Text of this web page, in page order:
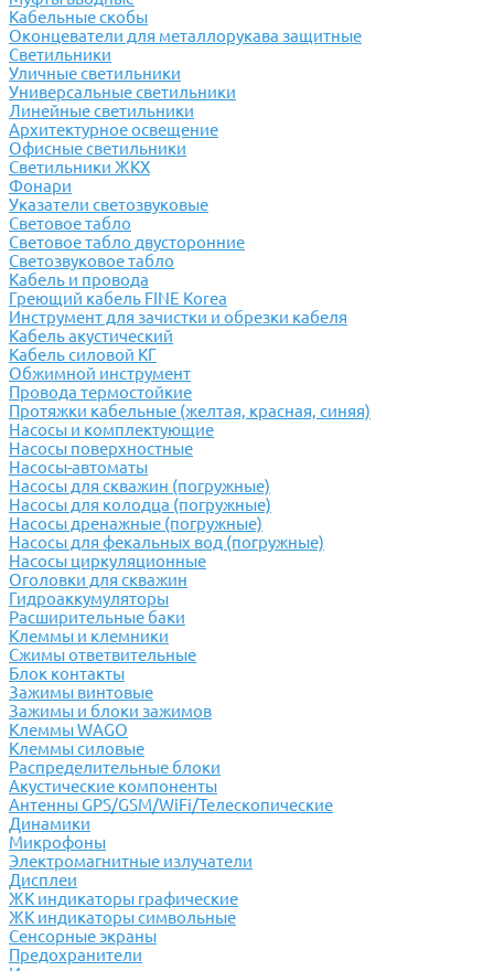
Кабельные скобы
Оконцеватели для металлорукава защитные
Светильники
Уличные светильники
Универсальные светильники
Линейные светильники
Архитектурное освещение
Офисные светильники
Светильники ЖКХ
Фонари
Указатели светозвуковые
Световое табло
Световое табло двусторонние
Светозвуковое табло
Кабель и провода
Греющий кабель FINE Korea
Инструмент для зачистки и обрезки кабеля
Кабель акустический
Кабель силовой КГ
Обжимной инструмент
Провода термостойкие
Протяжки кабельные (желтая, красная, синяя)
Насосы и комплектующие
Насосы поверхностные
Насосы-автоматы
Насосы для скважин (погружные)
Насосы для колодца (погружные)
Насосы дренажные (погружные)
Насосы для фекальных вод (погружные)
Насосы циркуляционные
Оголовки для скважин
Гидроаккумуляторы
Расширительные баки
Клеммы и клемники
Cжимы ответвительные
Блок контакты
Зажимы винтовые
Зажимы и блоки зажимов
Клеммы WAGO
Клеммы силовые
Распределительные блоки
Акустические компоненты
Антенны GPS/GSM/WiFi/Телескопические
Динамики
Микрофоны
Электромагнитные излучатели
Дисплеи
ЖК индикаторы графические
ЖК индикаторы символьные
Сенсорные экраны
Предохранители